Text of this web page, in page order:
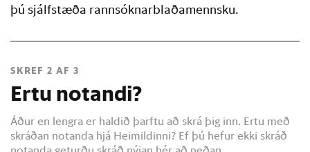
þú sjálfstæða rannsóknarblaðamennsku.
SKREF 2 AF 3
Ertu notandi?
Áður en lengra er haldið þarftu að skrá þig inn. Ertu með
skráðan notanda hjá Heimildinni? Ef þú hefur ekki skráð